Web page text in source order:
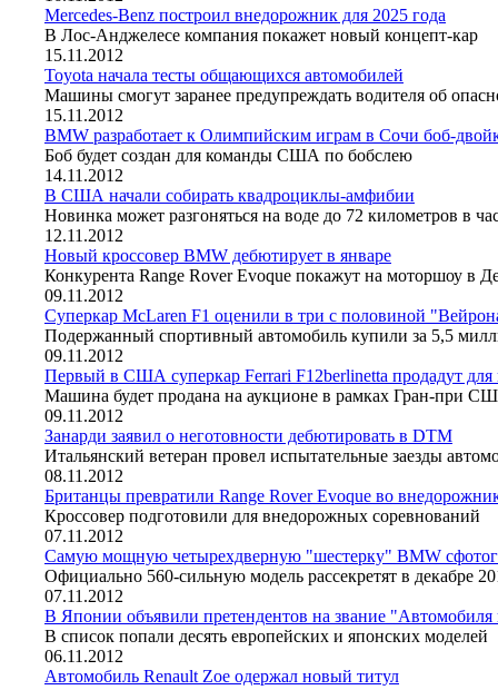
Mercedes-Benz построил внедорожник для 2025 года
В Лос-Анджелесе компания покажет новый концепт-кар
15.11.2012
Toyota начала тесты общающихся автомобилей
Машины смогут заранее предупреждать водителя об
15.11.2012
BMW разработает к Олимпийским играм в Сочи боб-
Боб будет создан для команды США по бобслею
14.11.2012
В США начали собирать квадроциклы-амфибии
Новинка может разгоняться на воде до 72 километров в
12.11.2012
Новый кроссовер BMW дебютирует в январе
Конкурента Range Rover Evoque покажут на моторшоу в
09.11.2012
Суперкар McLaren F1 оценили в три с половиной
Подержанный спортивный автомобиль купили за 5,5
09.11.2012
Первый в США суперкар Ferrari F12berlinetta продадут
Машина будет продана на аукционе в рамках Гран-при
09.11.2012
Занарди заявил о неготовности дебютировать в DTM
Итальянский ветеран провел испытательные заезды
08.11.2012
Британцы превратили Range Rover Evoque во
Кроссовер подготовили для внедорожных соревнований
07.11.2012
Самую мощную четырехдверную "шестерку" BMW
Официально 560-сильную модель рассекретят в декабре
07.11.2012
В Японии объявили претендентов на звание "Автомобиля
В список попали десять европейских и японских моделей
06.11.2012
Автомобиль Renault Zoe одержал новый титул